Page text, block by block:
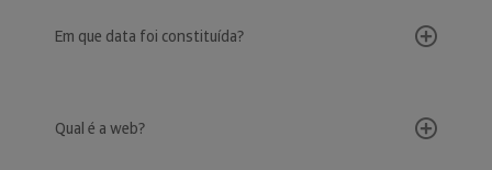
Em que data foi constituída?
Qual é a web?